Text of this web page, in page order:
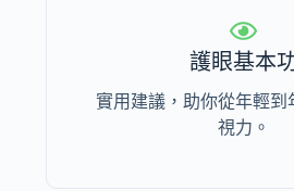
護眼基本
實用建議，助你從年輕到
視力。